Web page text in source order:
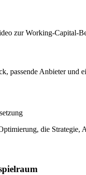
passende Anbieter und
die Strategie,